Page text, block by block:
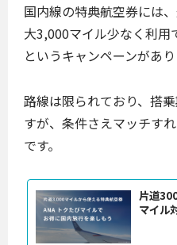
国内線の特典航空券には
大3,000マイル少なく利用
というキャンペーンがあり
路線は限られており、搭
すが、条件さえマッチす
です。
片道
マイル